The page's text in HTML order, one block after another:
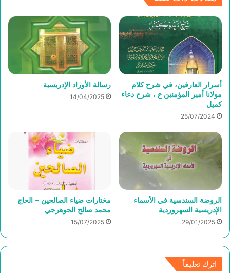
أسرار العارفين، في شرح كلام
مولانا أمير المؤمنين ع ، شرح دعاء
كميل
25/07/2024
رسالة الأوراد الإدريسية
14/04/2025
الروضة السندسية في الأسماء
الإدريسية السهروردية
29/01/2025
مختارات ضياء الصالحين – الحاج
محمد صالح الجوهرجي
15/07/2025
اترك تعليقاً